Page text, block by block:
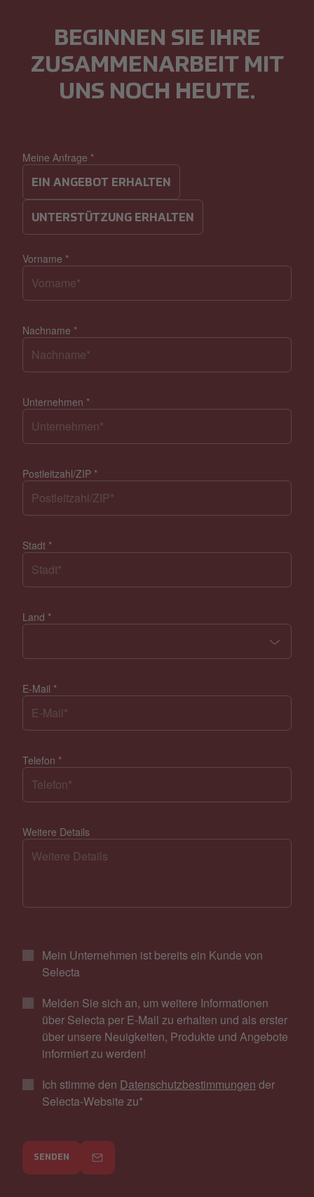
Meine Anfrage *
EIN ANGEBOT ERHALTEN
UNTERSTÜTZUNG ERHALTEN
Vorname *
Nachname *
Unternehmen *
Postleitzahl/ZIP *
Stadt *
Land *
E-Mail *
Telefon *
Weitere Details
Mein Unternehmen ist bereits ein Kunde von
Selecta
Melden Sie sich an, um weitere Informationen
über Selecta per E-Mail zu erhalten und als erster
über unsere Neuigkeiten, Produkte und Angebote
informiert zu werden!
Ich stimme den Datenschutzbestimmungen der
Selecta-Website zu*
SENDEN
BEGINNEN SIE IHRE
ZUSAMMENARBEIT MIT
UNS NOCH HEUTE.